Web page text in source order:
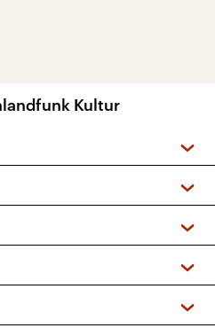
Kultur
DAB+)